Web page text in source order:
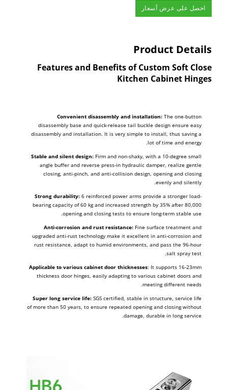
احصل على عرض أسعار
Product Details
Features and Benefits of Custom Soft Close
Kitchen Cabinet Hinges
Convenient disassembly and installation:The one-button
disassembly base and quick-release tail buckle design ensure easy
disassembly and installation. It is very simple to install, thus saving a
lot of time and energy.
Stable and silent design: Firm and non-shaky, with a 10-degree small
angle buffer and reverse press-in hydraulic damper, realize gentle
closing, anti-pinch, and anti-collision design, opening and closing
evenly and silently.
Strong durability: 6 reinforced power arms provide a stronger load-
bearing capacity of 60 kg and increased strength by 35% after 80,000
opening and closing tests to ensure long-term stable use.
Anti-corrosion and rust resistance:Fine surface treatment and
upgraded anti-rust technology make it excellent in anti-corrosion and
rust resistance, adapt to humid environments, and pass the 96-hour
salt spray test.
Applicable to various cabinet door thicknesses: It supports 16-23mm
thickness door hinges, easily adapting to various cabinet doors and
meeting different needs.
Super long service life: SGS certified, stable in structure, service life
of more than 50 years, to ensure repeated opening and closing without
damage, durable in long service.